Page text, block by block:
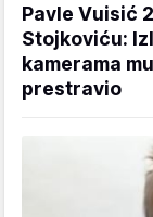
Pavle Vuisić
Stojkoviću:
kamerama
prestravio